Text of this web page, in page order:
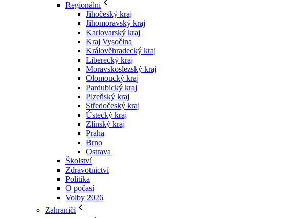
Regionální
Jihočeský kraj
Jihomoravský kraj
Karlovarský kraj
Kraj Vysočina
Králověhradecký kraj
Liberecký kraj
Moravskoslezský kraj
Olomoucký kraj
Pardubický kraj
Plzeňský kraj
Středočeský kraj
Ústecký kraj
Zlínský kraj
Praha
Brno
Ostrava
Školství
Zdravotnictví
Politika
O počasí
Volby 2026
Zahraničí